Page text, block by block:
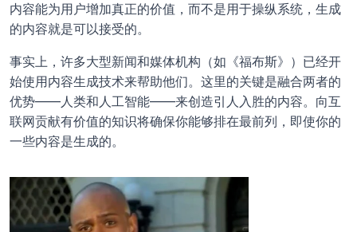
内容能为用户增加真正的价值，而不是用于操纵系统，生成
的内容就是可以接受的。
事实上，许多大型新闻和媒体机构（如《福布斯》）已经开
始使用内容生成技术来帮助他们。这里的关键是融合两者的
优势——人类和人工智能——来创造引人入胜的内容。向互
联网贡献有价值的知识将确保你能够排在最前列，即使你的
一些内容是生成的。